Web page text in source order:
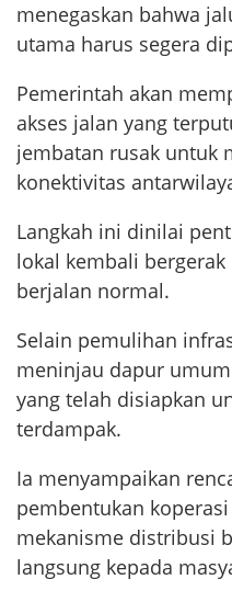
menegaskan bahwa
utama harus segera
Pemerintah akan
akses jalan yang
jembatan rusak untuk
konektivitas
Langkah ini dinilai
lokal kembali
berjalan normal.
Selain pemulihan
meninjau dapur
yang telah disiapkan
terdampak.
Ia menyampaikan
pembentukan
mekanisme distribusi
langsung kepada